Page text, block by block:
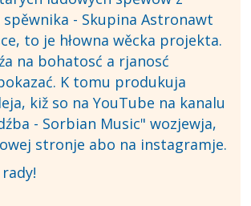
- Skupina Astronawt
to je hłowna wěcka projekta.
na bohatosć a rjanosć
K tomu produkuja
kiž so na YouTube na kanalu
- Sorbian Music" wozjewja,
stronje abo na instagramje.